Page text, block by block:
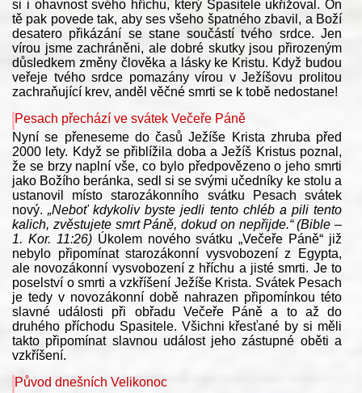
si i ohavnost svého hříchu, který Spasitele ukřižoval. On
tě pak povede tak, aby ses všeho špatného zbavil, a Boží
desatero přikázání se stane součástí tvého srdce. Jen
vírou jsme zachráněni, ale dobré skutky jsou přirozeným
důsledkem změny člověka a lásky ke Kristu. Když budou
veřeje tvého srdce pomazány vírou v Ježíšovu prolitou
zachraňující krev, anděl věčné smrti se k tobě nedostane!
Pesach přechází ve svátek Večeře Páně
Nyní se přeneseme do časů Ježíše Krista zhruba před
2000 lety. Když se přiblížila doba a Ježíš Kristus poznal,
že se brzy naplní vše, co bylo předpovězeno o jeho smrti
jako Božího beránka, sedl si se svými učedníky ke stolu a
ustanovil místo starozákonního svátku Pesach svátek
nový.„Neboť kdykoliv byste jedli tento chléb a pili tento
kalich, zvěstujete smrt Páně, dokud on nepřijde.“ (Bible –
1. Kor. 11:26)Úkolem nového svátku „Večeře Páně“ již
nebylo připomínat starozákonní vysvobození z Egypta,
ale novozákonní vysvobození z hříchu a jisté smrti. Je to
poselství o smrti a vzkříšení Ježíše Krista. Svátek Pesach
je tedy v novozákonní době nahrazen připomínkou této
slavné události při obřadu Večeře Páně a to až do
druhého příchodu Spasitele. Všichni křesťané by si měli
takto připomínat slavnou událost jeho zástupné oběti a
vzkříšení.
Původ dnešních Velikonoc